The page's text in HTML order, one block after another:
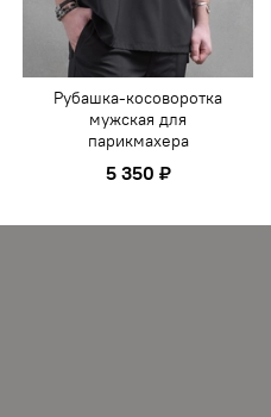
Рубашка-косоворотка
мужская для
парикмахера
5 350 ₽